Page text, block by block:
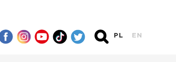
PL EN